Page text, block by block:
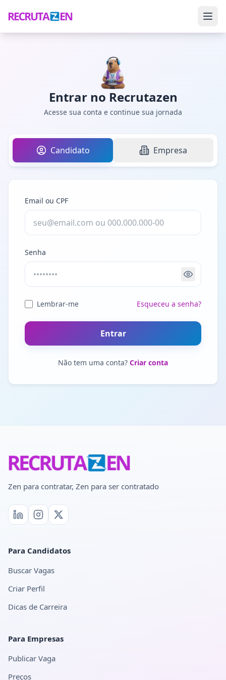
Entrar no Recrutazen
Acesse sua conta e continue sua jornada
Candidato Empresa
Email ou CPF
Senha
Lembrar-me Esqueceu a senha?
Entrar
Não tem uma conta? Criar conta
Zen para contratar, Zen para ser contratado
Para Candidatos
Buscar Vagas
Criar Perfil
Dicas de Carreira
Para Empresas
Publicar Vaga
Preços